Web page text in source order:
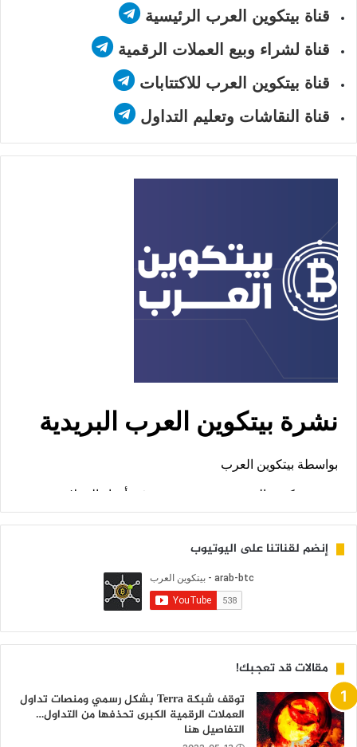
قناة بيتكوين العرب الرئيسية
قناة لشراء وبيع العملات الرقمية
قناة بيتكوين العرب للاكتتابات
قناة النقاشات وتعليم التداول
إنضم لقناتنا على اليوتيوب
مقالات قد تعجبك!
توقف شبكة Terra بشكل رسمي ومنصات تداول
العملات الرقمية الكبرى تحذفها من التداول…
التفاصيل هنا